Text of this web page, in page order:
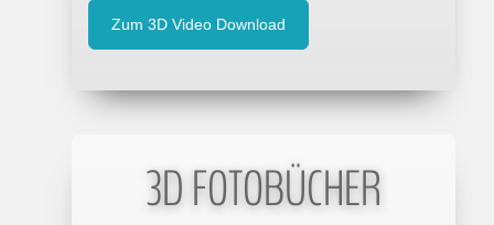
Zum 3D Video Download
3D FOTOBÜCHER